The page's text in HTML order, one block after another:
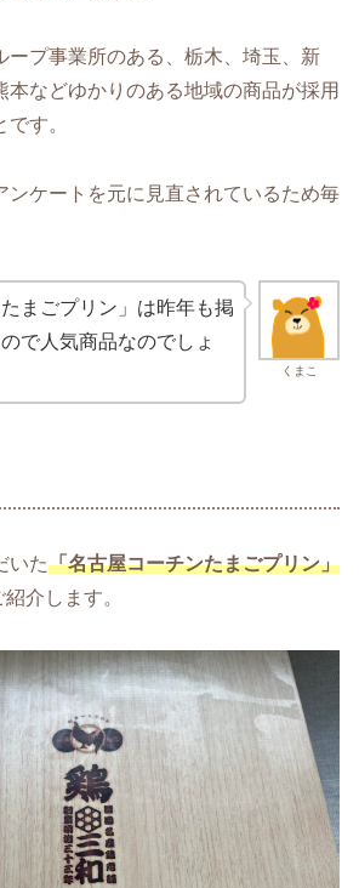
ープ事業所のある、栃木、埼玉、新
本などゆかりのある地域の商品が採用
す。
ンケートを元に見直されているため毎
くまこ
たまごプリン」は昨年も掲
で人気商品なのでしょ
いた「名古屋コーチンたまごプリン」
紹介します。